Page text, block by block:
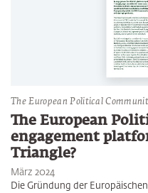
The European Political
The European
engagement
Triangle?
März 2024
Die Gründung der